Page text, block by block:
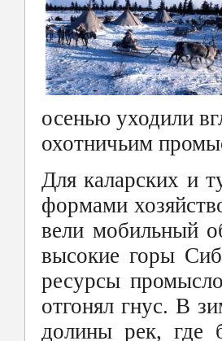
осенью уходили
охотничьим
Для каларских и
формами
вели мобильный
высокие горы
ресурсы
отгонял гнус. В
долины рек, где